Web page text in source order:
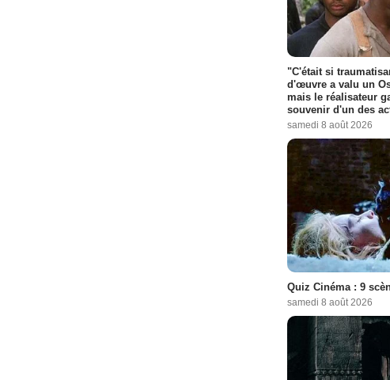
"C'était si
d'œuvre a valu un
mais le réalisateur
souvenir d'un des
samedi 8 août 2026
Quiz Cinéma : 9
samedi 8 août 2026